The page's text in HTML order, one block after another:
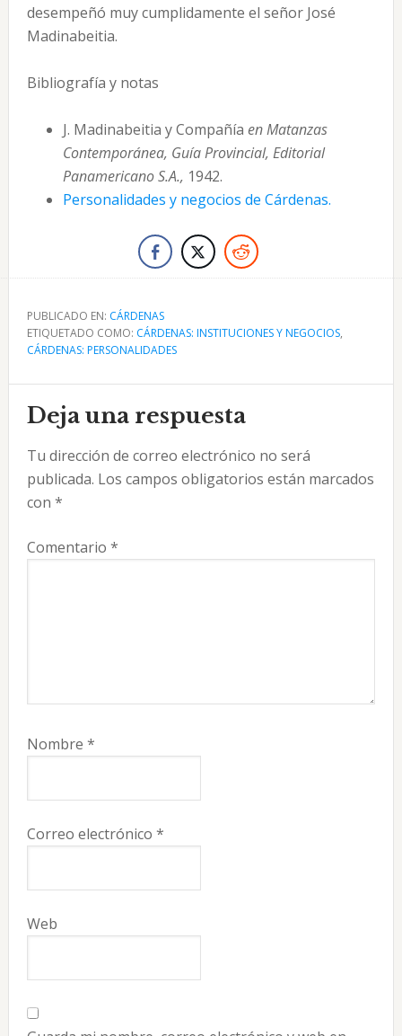
desempeñó muy cumplidamente el señor José
Madinabeitia.
Bibliografía y notas
J. Madinabeitia y Compañía en Matanzas
Contemporánea, Guía Provincial, Editorial
Panamericano S.A., 1942.
Personalidades y negocios de Cárdenas.
PUBLICADO EN: CÁRDENAS
ETIQUETADO COMO: CÁRDENAS: INSTITUCIONES Y NEGOCIOS,
CÁRDENAS: PERSONALIDADES
Interacciones
con
los
lectores
Deja una respuesta
Tu dirección de correo electrónico no será
publicada. Los campos obligatorios están marcados
con *
Comentario *
Nombre *
Correo electrónico *
Web